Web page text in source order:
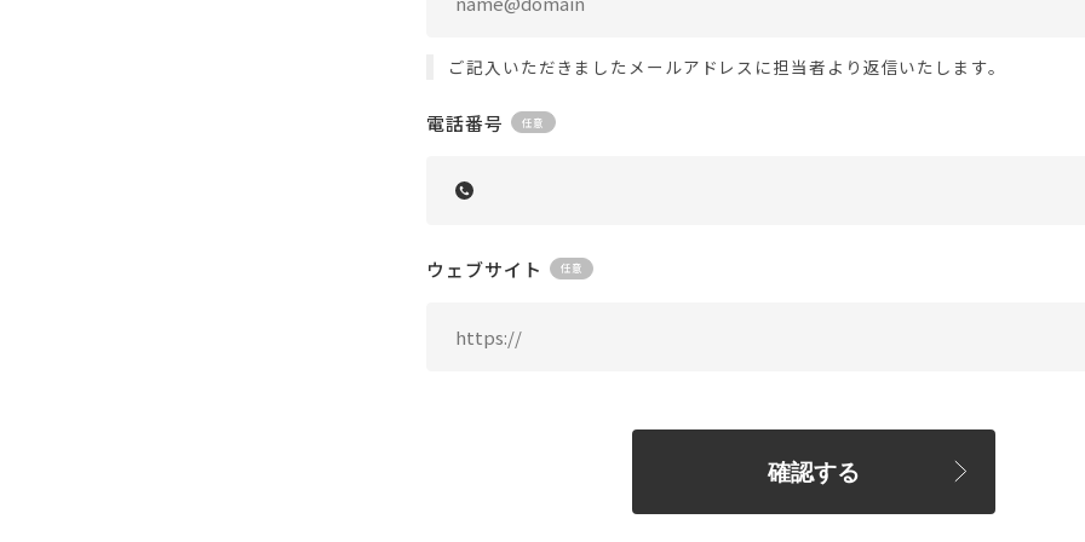
ご記入いただきましたメールアドレスに担当者より返信いたします。
電話番号
ウェブサイト
確認する